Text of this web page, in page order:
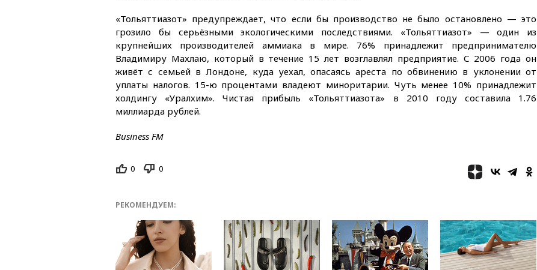
Газе
17:50 Миронов призвал снять
«Яблоко» с выборов в Госдуму
17:45 Правительство получит
«золотую акцию» в
управлении аэропортом
Шереметьево
В аэропортах Сочи и
Геленджика сняты
склады Wildberries бизнесу
16:55
Экс-директору Popcorn
Books запросили четыре года
условно
«Тольяттиазот» предупреждает, что если бы производство не было остановлено — это
грозило бы серьёзными экологическими последствиями. «Тольяттиазот» — один из
крупнейших производителей аммиака в мире. 76% принадлежит предпринимателю
Владимиру Махлаю, который в течение 15 лет возглавлял предприятие. С 2006 года он
живёт с семьей в Лондоне, куда уехал, опасаясь ареста по обвинению в уклонении от
уплаты налогов. 15-ю процентами владеют миноритарии. Чуть менее 10% принадлежит
холдингу «Уралхим». Чистая прибыль «Тольяттиазота» в 2010 году составила 1.76
миллиарда рублей.
Business FM
0 0
РЕКОМЕНДУЕМ: